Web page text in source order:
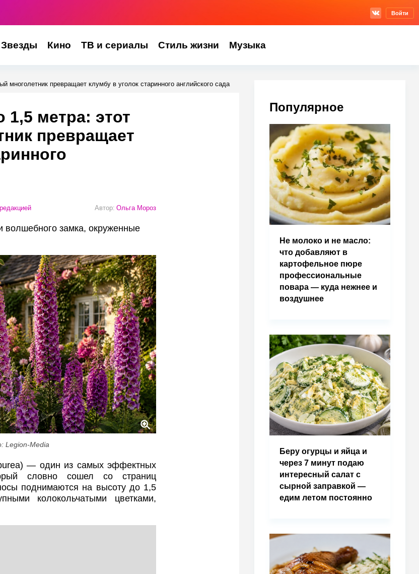
Войти
Звезды Кино ТВ и сериалы Стиль жизни Музыка
многолетник превращает клумбу в уголок старинного английского сада
1,5 метра: этот
превращает
Автор: Ольга Мороз
волшебного замка, окруженные
Legion-Media
— один из самых эффектных
словно сошел со страниц
поднимаются на высоту до 1,5
колокольчатыми цветками,
Популярное
Не молоко и не масло:
что добавляют в
картофельное пюре
профессиональные
повара — куда нежнее и
воздушнее
Беру огурцы и яйца и
через 7 минут подаю
интересный салат с
сырной заправкой —
едим летом постоянно